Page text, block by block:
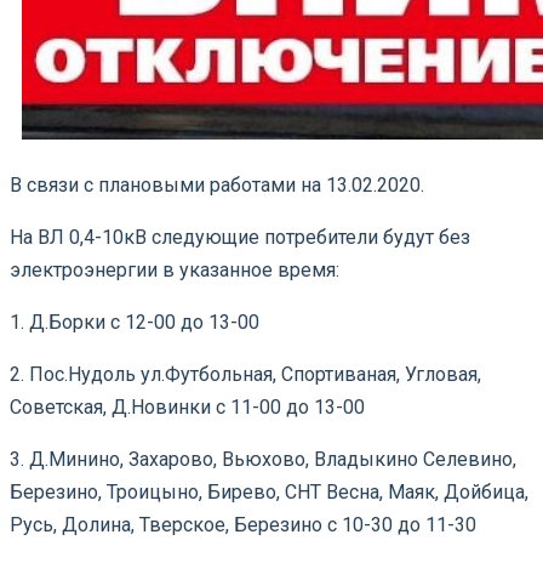
В связи с плановыми работами на 13.02.2020.
На ВЛ 0,4-10кВ следующие потребители будут без
электроэнергии в указанное время:
1. Д.Борки с 12-00 до 13-00
2. Пос.Нудоль ул.Футбольная, Спортиваная, Угловая,
Советская, Д.Новинки с 11-00 до 13-00
3. Д.Минино, Захарово, Вьюхово, Владыкино Селевино,
Березино, Троицыно, Бирево, СНТ Весна, Маяк, Дойбица,
Русь, Долина, Тверское, Березино с 10-30 до 11-30